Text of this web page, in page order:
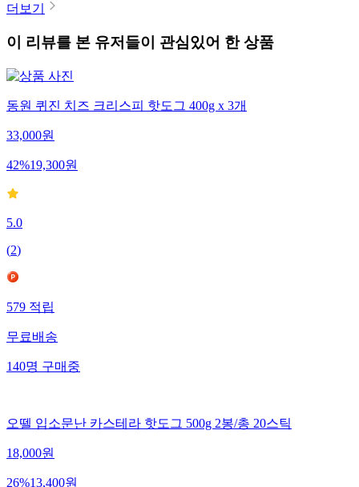
더보기
이 리뷰를 본 유저들이 관심있어 한 상품
동원 퀴진 치즈 크리스피 핫도그 400g x 3개
33,000원
42%19,300원
5.0
(2)
579 적립
무료배송
140명 구매중
오뗄 입소문난 카스테라 핫도그 500g 2봉/총 20스틱
18,000원